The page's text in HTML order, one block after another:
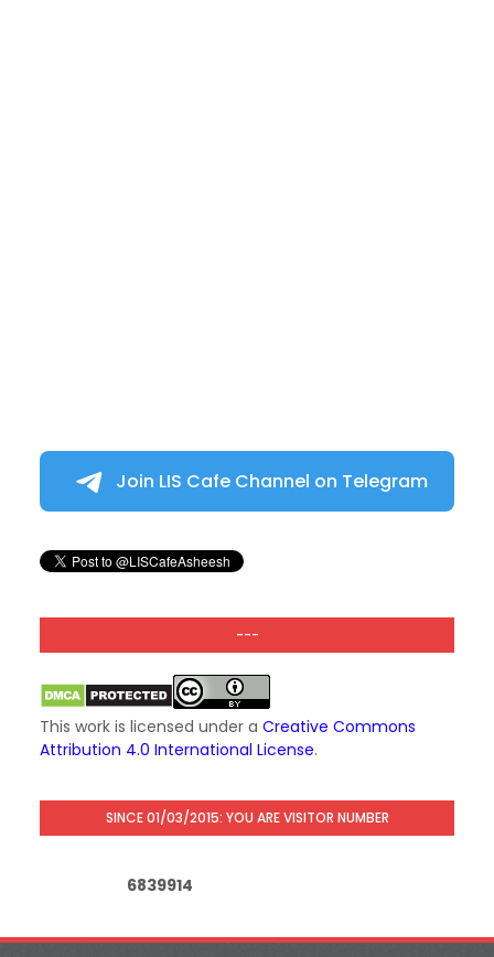
Join LIS Cafe Channel on Telegram
---
This work is licensed under a Creative Commons
Attribution 4.0 International License.
SINCE 01/03/2015: YOU ARE VISITOR NUMBER
6839914